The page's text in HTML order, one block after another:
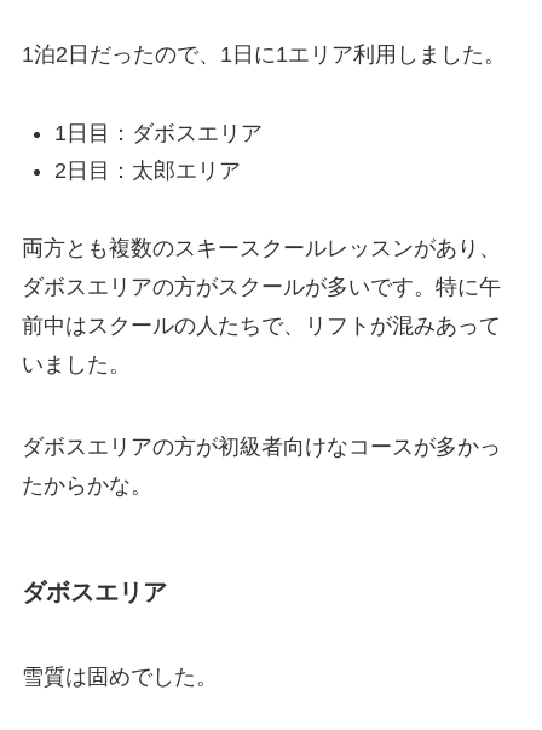
1泊2日だったので、1日に1エリア利用しました。
1日目：ダボスエリア
2日目：太郎エリア
両方とも複数のスキースクールレッスンがあり、
ダボスエリアの方がスクールが多いです。特に午
前中はスクールの人たちで、リフトが混みあって
いました。
ダボスエリアの方が初級者向けなコースが多かっ
たからかな。
ダボスエリア
雪質は固めでした。